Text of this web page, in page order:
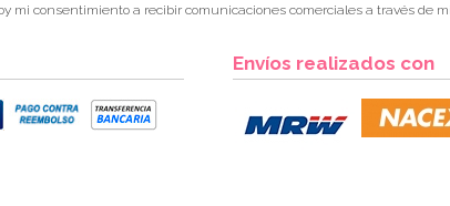
mi consentimiento a recibir comunicaciones comerciales a través de
Envíos realizados con